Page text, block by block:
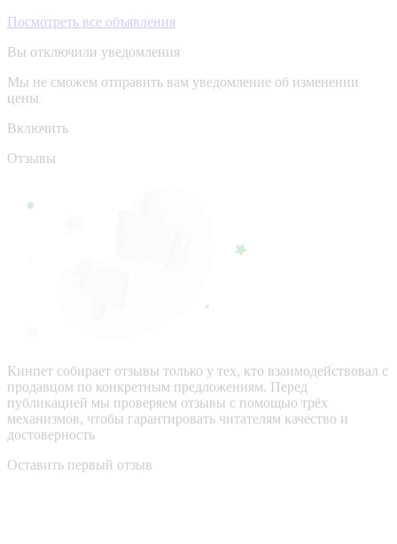
Посмотреть все объявления
Вы отключили уведомления
Мы не сможем отправить вам уведомление об изменении
цены
Включить
Отзывы
Кинпет собирает отзывы только у тех, кто взаимодействовал с
продавцом по конкретным предложениям. Перед
публикацией мы проверяем отзывы с помощью трёх
механизмов, чтобы гарантировать читателям качество и
достоверность
Оставить первый отзыв